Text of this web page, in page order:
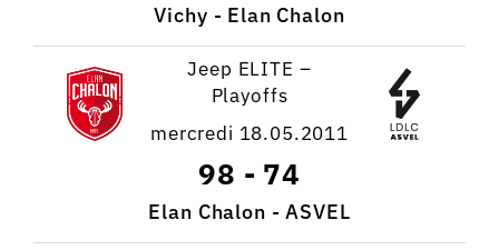
Vichy - Elan Chalon
Jeep ELITE –
Playoffs
mercredi 18.05.2011
98 - 74
Elan Chalon - ASVEL